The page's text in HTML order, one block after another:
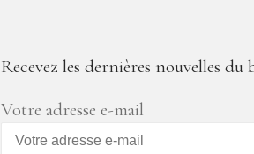
Recevez les dernières nouvelles du
Votre adresse e-mail